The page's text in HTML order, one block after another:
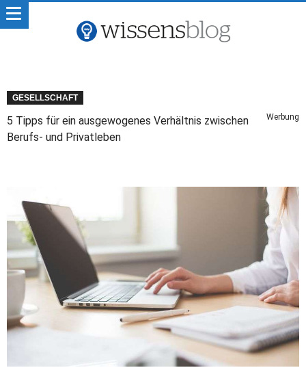
GESELLSCHAFT
5 Tipps für ein ausgewogenes Verhältnis zwischen
Berufs- und Privatleben
Werbung